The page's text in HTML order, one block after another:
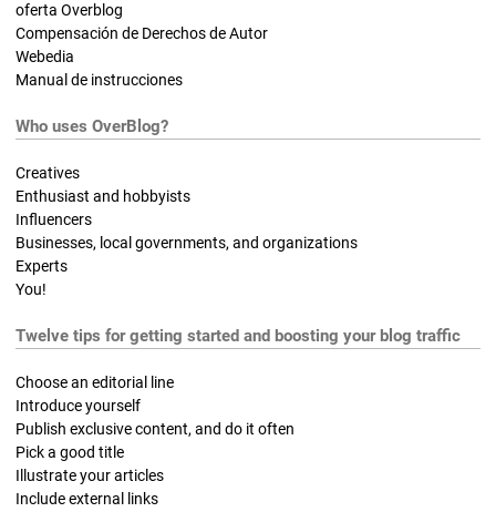
oferta Overblog
Compensación de Derechos de Autor
Webedia
Manual de instrucciones
Who uses OverBlog?
Creatives
Enthusiast and hobbyists
Influencers
Businesses, local governments, and organizations
Experts
You!
Twelve tips for getting started and boosting your blog traffic
Choose an editorial line
Introduce yourself
Publish exclusive content, and do it often
Pick a good title
Illustrate your articles
Include external links